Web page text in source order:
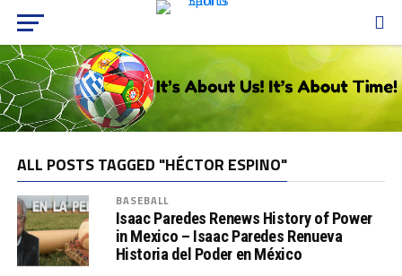
ALL POSTS TAGGED "HÉCTOR ESPINO"
BASEBALL
Isaac Paredes Renews History of Power
in Mexico – Isaac Paredes Renueva
Historia del Poder en México